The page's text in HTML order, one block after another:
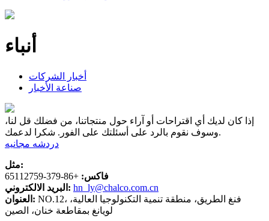
أنباء
أخبار الشركات
صناعة الأخبار
إذا كان لديك أي اقتراحات أو آراء حول منتجاتنا، من فضلك قل لنا،
وسوف نقوم بالرد على أسئلتك على الفور. شكرا لدعمك.
دردشه مجانيه
مثل:
فاكس: +86-379-65112759
البريد الالكتروني: hn_ly@chalco.com.cn
العنوان: NO.12، فنغ الطريق، منطقة تنمية التكنولوجيا العالية،
لويانغ بمقاطعة خنان، الصين